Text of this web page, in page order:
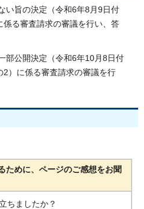
い旨の決定（令和6年8月9日付
係る審査請求の審議を行い、答
部公開決定（令和6年10月8日付
2）に係る審査請求の審議を行
ために、ページのご感想をお聞
ちましたか？